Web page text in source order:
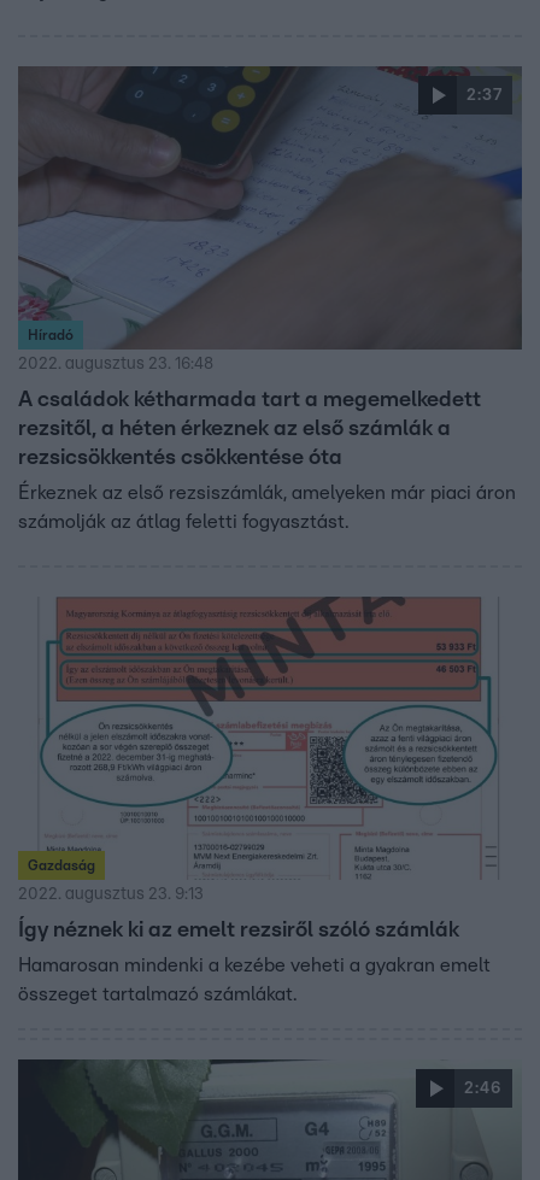
2:37
Híradó
2022. augusztus 23. 16:48
A családok kétharmada tart a megemelkedett
rezsitől, a héten érkeznek az első számlák a
rezsicsökkentés csökkentése óta
Érkeznek az első rezsiszámlák, amelyeken már piaci áron
számolják az átlag feletti fogyasztást.
Gazdaság
2022. augusztus 23. 9:13
Így néznek ki az emelt rezsiről szóló számlák
Hamarosan mindenki a kezébe veheti a gyakran emelt
összeget tartalmazó számlákat.
2:46